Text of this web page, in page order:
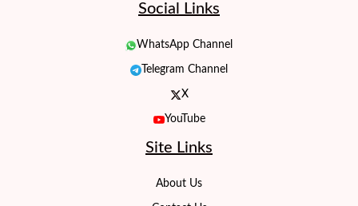
Social Links
WhatsApp Channel
Telegram Channel
X
YouTube
Site Links
About Us